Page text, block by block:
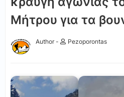
Μήτρου για τα
Author - Pezoporontas